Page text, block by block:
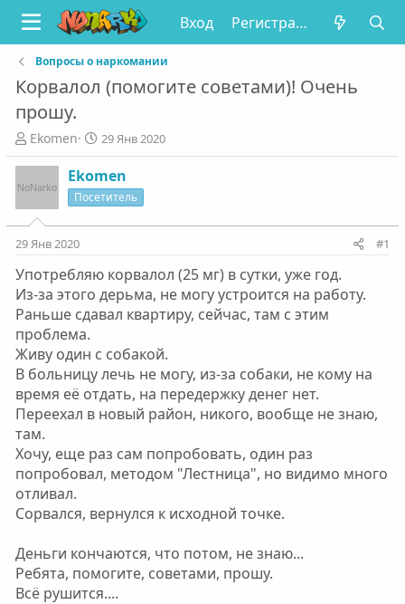
Вход Регистрация
Вопросы о наркомании
Корвалол (помогите советами)! Очень
прошу.
А
в
т
о
р
т
е
ы
Ekomen
Д
а
т
а
н
а
л
а
29 Янв 2020
Ekomen
Посетитель
29 Янв 2020 #1
Употребляю корвалол (25 мг) в сутки, уже год.
Из-за этого дерьма, не могу устроится на работу.
Раньше сдавал квартиру, сейчас, там с этим
проблема.
Живу один с собакой.
В больницу лечь не могу, из-за собаки, не кому на
время её отдать, на передержку денег нет.
Переехал в новый район, никого, вообще не знаю,
там.
Хочу, еще раз сам попробовать, один раз
попробовал, методом "Лестница", но видимо много
отливал.
Сорвался, вернулся к исходной точке.
Деньги кончаются, что потом, не знаю...
Ребята, помогите, советами, прошу.
Всё рушится....